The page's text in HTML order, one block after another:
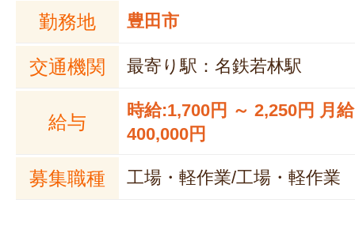
勤務地 豊田市
交通機関 最寄り駅：名鉄若林駅
給与
時給:1,700円 ～ 2,250円 月
400,000円
募集職種 工場・軽作業/工場・軽作業